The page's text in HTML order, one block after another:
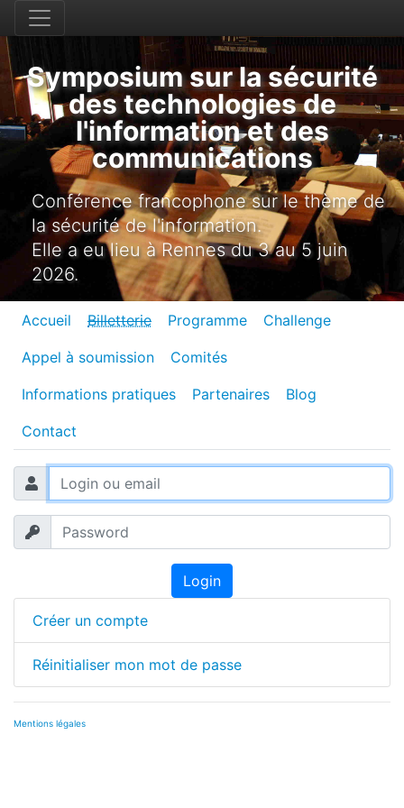
Symposium sur la sécurité
des technologies de
l'information et des
communications
Conférence francophone sur le thème de
la sécurité de l'information.
Elle a eu lieu à Rennes du 3 au 5 juin
2026.
Accueil Billetterie Programme Challenge
Appel à soumission Comités
Informations pratiques Partenaires Blog
Contact
Login
Créer un compte
Réinitialiser mon mot de passe
Mentions légales